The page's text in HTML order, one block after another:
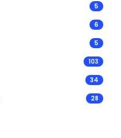
5
6
5
103
34
28